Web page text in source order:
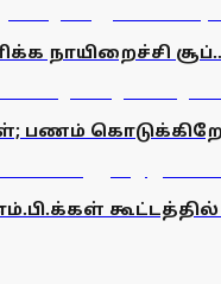
நாயிறைச்சி